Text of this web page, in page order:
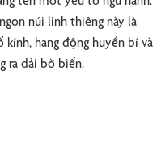
núi linh thiêng này là
kính, hang động huyền bí và
ra dải bờ biển.